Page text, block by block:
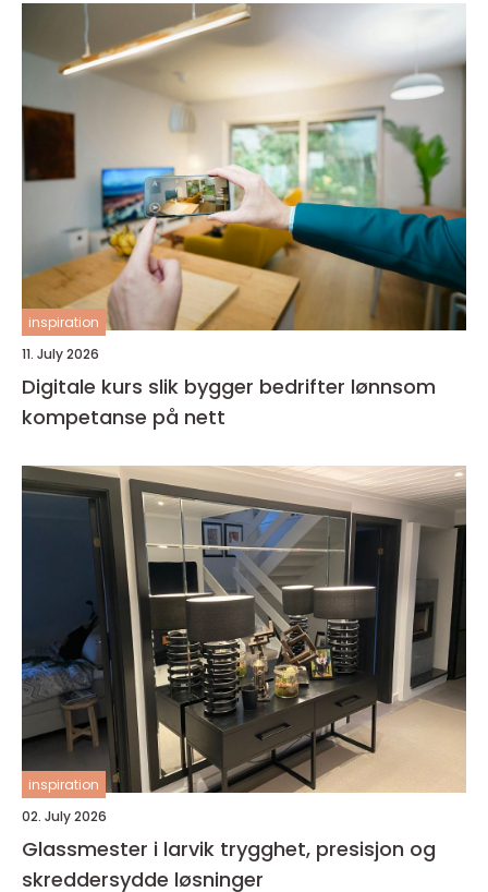
inspiration
11. July 2026
Digitale kurs slik bygger bedrifter lønnsom
kompetanse på nett
inspiration
02. July 2026
Glassmester i larvik trygghet, presisjon og
skreddersydde løsninger